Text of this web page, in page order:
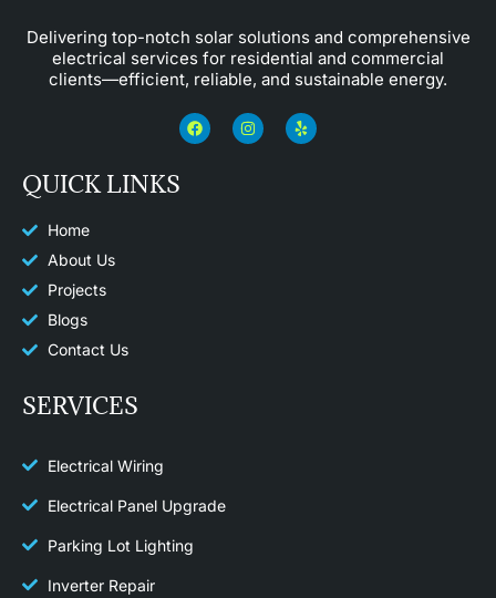
Delivering top-notch solar solutions and comprehensive
electrical services for residential and commercial
clients—efficient, reliable, and sustainable energy.
F
a
c
I
n
s
Y
e
l
QUICK LINKS
Home
About Us
Projects
Blogs
Contact Us
SERVICES
Electrical Wiring
Electrical Panel Upgrade
Parking Lot Lighting
Inverter Repair